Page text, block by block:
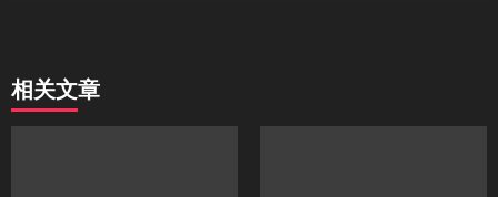
相关文章